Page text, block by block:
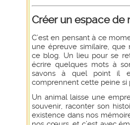
Créer un espace
C’est en pensant à ce
une épreuve similaire, que
ce blog. Un lieu pour se
écrire quelques mots à
savons à quel point il
comprennent cette peine si
Un animal laisse une
souvenir, raconter son
existence dans nos